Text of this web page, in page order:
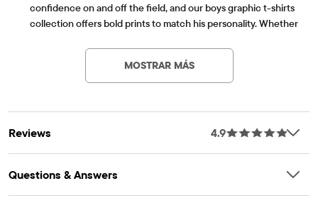
confidence on and off the field, and our boys graphic t-shirts
collection offers bold prints to match his personality. Whether
FABRICATION: 60% cotton/40% polyester jersey; imported
FIT & DESIGN: Rib-knit crew neck, long sleeves
FEATURES: Football 'hustle' graphic design, tagless label
MOSTRAR MÁS
Reviews 4.9
Questions & Answers